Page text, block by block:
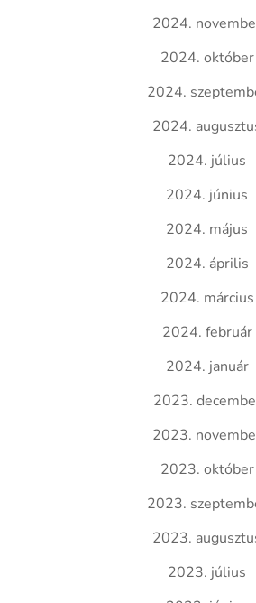
2024.
2024. október
2024.
2024.
2024. július
2024. június
2024. május
2024. április
2024. március
2024. február
2024. január
2023.
2023.
2023. október
2023.
2023.
2023. július